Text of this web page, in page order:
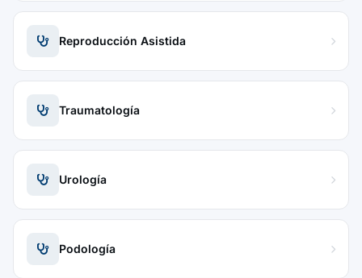
Reproducción Asistida
Traumatología
Urología
Podología